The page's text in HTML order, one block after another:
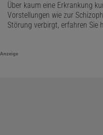
Über kaum eine Erkrankung
Vorstellungen wie zur
Störung verbirgt, erfahren Sie
Anzeige